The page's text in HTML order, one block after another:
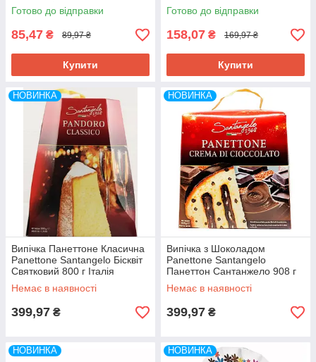
Готово до відправки
85,47 ₴ 89,97 ₴
Купити
Готово до відправки
158,07 ₴ 169,97 ₴
Купити
НОВИНКА
Випічка Панеттоне Класична
Panettone Santangelo Бісквіт
Святковий 800 г Італія
Немає в наявності
399,97 ₴
НОВИНКА
Випічка з Шоколадом
Panettone Santangelo
Панеттон Сантанжело 908 г
Італія
Немає в наявності
399,97 ₴
НОВИНКА НОВИНКА